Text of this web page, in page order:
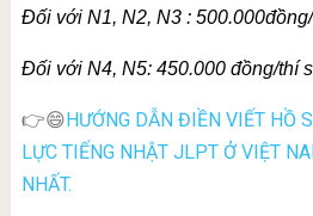
Đối với N1, N2, N3 :
Đối với N4, N5: 450.000 đồng/thí
👉😄 HƯỚNG DẪN ĐIỀN VIẾT HỒ
LỰC TIẾNG NHẬT JLPT Ở VIỆT
NHẤT.